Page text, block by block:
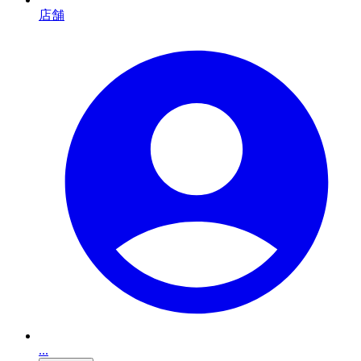
店舗
...